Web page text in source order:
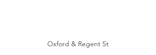
Oxford & Regent St